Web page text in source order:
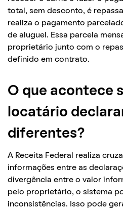
total, sem desconto, é
realiza o pagamento
de aluguel. Essa parcela
proprietário junto com o
definido em contrato.
O que acontece
locatário
diferentes?
A Receita Federal realiza
informações entre as
divergência entre o valor
pelo proprietário, o sistema
inconsistências. Isso pode